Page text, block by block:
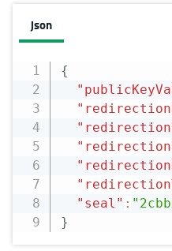
json
{
"seal" :
}